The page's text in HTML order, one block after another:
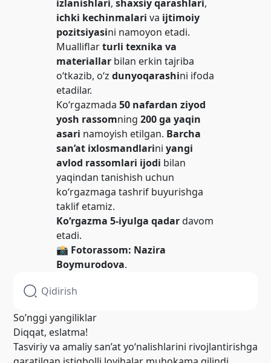
izlanishlari,shaxsiy qarashlari,
ichki kechinmalari va ijtimoiy
pozitsiyasini namoyon etadi.
Mualliflarturli texnika va
materiallar bilan erkin tajriba
o‘tkazib, o‘zdunyoqarashini ifoda
etadilar.
Ko‘rgazmada50 nafardan ziyod
yosh rassomning200 ga yaqin
asari namoyish etilgan. Barcha
san’at ixlosmandlariniyangi
avlod rassomlari ijodi bilan
yaqindan tanishish uchun
ko‘rgazmaga tashrif buyurishga
taklif etamiz.
Ko‘rgazma 5-iyulga qadardavom
etadi.
📸 Fotorassom: Nazira
Boymurodova.
So’nggi yangiliklar
Diqqat, eslatma!
Tasviriy va amaliy san’at yo‘nalishlarini rivojlantirishga